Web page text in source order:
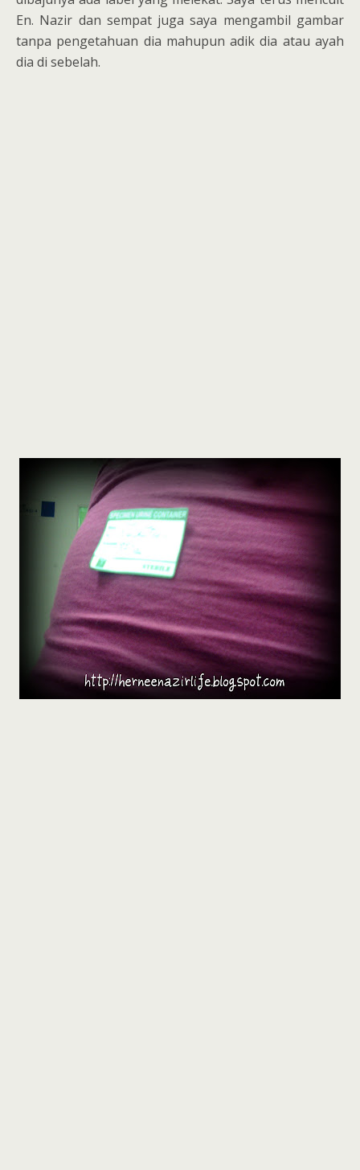
En. Nazir dan sempat juga saya mengambil gambar
tanpa pengetahuan dia mahupun adik dia atau ayah
dia di sebelah.